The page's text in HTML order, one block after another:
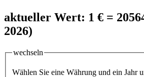
aktueller Wert: 1 € =
2026)
wechseln
Wählen Sie eine Währung und ein Jahr